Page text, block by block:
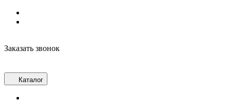
Заказать звонок
Каталог